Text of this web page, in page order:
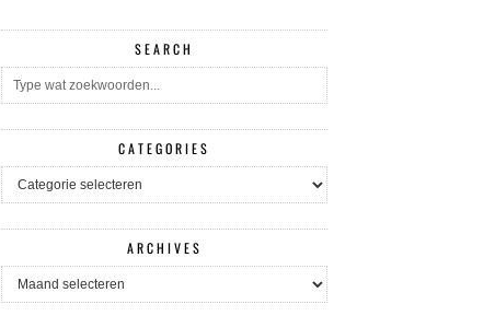
SEARCH
CATEGORIES
CATEGORIES
ARCHIVES
ARCHIVES